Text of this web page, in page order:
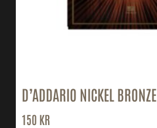
D’ADDARIO NICKEL BRONZE
150 KR